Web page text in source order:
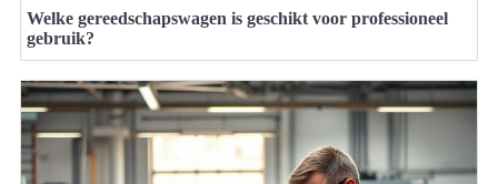
Welke gereedschapswagen is geschikt voor professioneel
gebruik?